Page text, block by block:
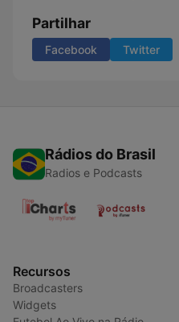
Partilhar
Facebook Twitter
Rádios do Brasil
Radios e Podcasts
Recursos
Broadcasters
Widgets